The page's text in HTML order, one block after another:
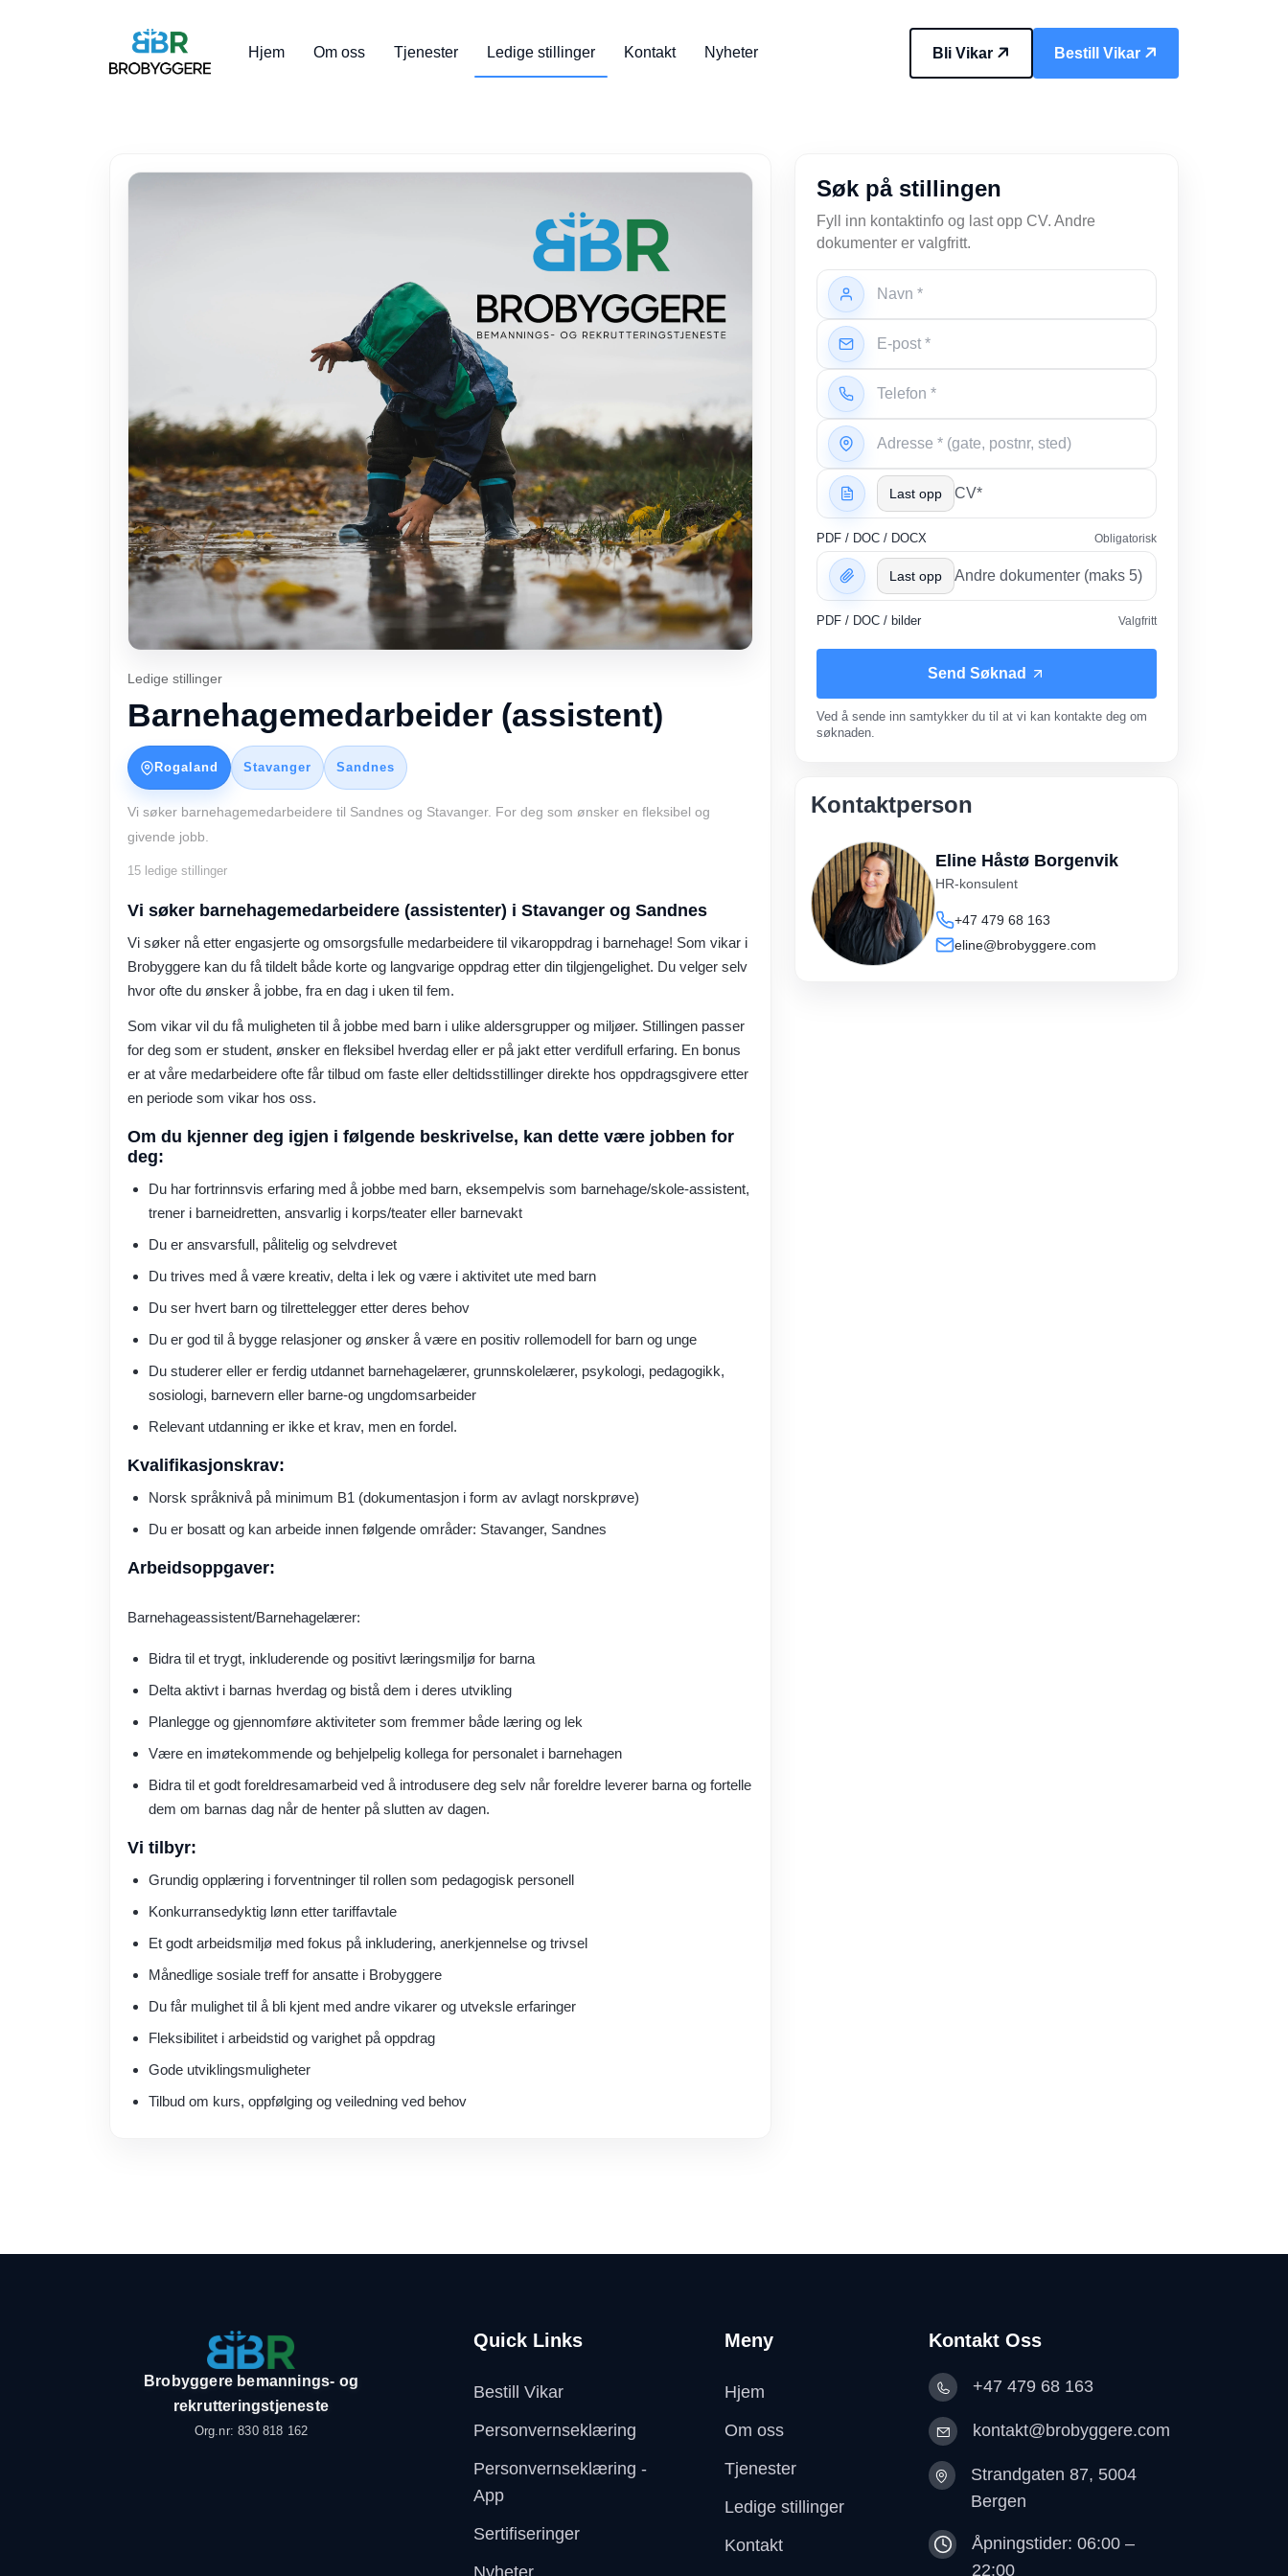
Hjem Om oss Tjenester Ledige stillinger Kontakt Nyheter Bli Vikar Bestill Vikar
Ledige stillinger
Barnehagemedarbeider (assistent)
Rogaland Stavanger Sandnes
Vi søker barnehagemedarbeidere til Sandnes og Stavanger. For deg som ønsker en fleksibel og
givende jobb.
15 ledige stillinger
Vi søker barnehagemedarbeidere (assistenter) i Stavanger og Sandnes
Vi søker nå etter engasjerte og omsorgsfulle medarbeidere til vikaroppdrag i barnehage! Som vikar i
Brobyggere kan du få tildelt både korte og langvarige oppdrag etter din tilgjengelighet. Du velger selv
hvor ofte du ønsker å jobbe, fra en dag i uken til fem.
Som vikar vil du få muligheten til å jobbe med barn i ulike aldersgrupper og miljøer. Stillingen passer
for deg som er student, ønsker en fleksibel hverdag eller er på jakt etter verdifull erfaring. En bonus
er at våre medarbeidere ofte får tilbud om faste eller deltidsstillinger direkte hos oppdragsgivere etter
en periode som vikar hos oss.
Om du kjenner deg igjen i følgende beskrivelse, kan dette være jobben for
deg:
Du har fortrinnsvis erfaring med å jobbe med barn, eksempelvis som barnehage/skole-assistent,
trener i barneidretten, ansvarlig i korps/teater eller barnevakt
Du er ansvarsfull, pålitelig og selvdrevet
Du trives med å være kreativ, delta i lek og være i aktivitet ute med barn
Du ser hvert barn og tilrettelegger etter deres behov
Du er god til å bygge relasjoner og ønsker å være en positiv rollemodell for barn og unge
Du studerer eller er ferdig utdannet barnehagelærer, grunnskolelærer, psykologi, pedagogikk,
sosiologi, barnevern eller barne-og ungdomsarbeider
Relevant utdanning er ikke et krav, men en fordel.
Kvalifikasjonskrav:
Norsk språknivå på minimum B1 (dokumentasjon i form av avlagt norskprøve)
Du er bosatt og kan arbeide innen følgende områder: Stavanger, Sandnes
Arbeidsoppgaver:
Barnehageassistent/Barnehagelærer:
Bidra til et trygt, inkluderende og positivt læringsmiljø for barna
Delta aktivt i barnas hverdag og bistå dem i deres utvikling
Planlegge og gjennomføre aktiviteter som fremmer både læring og lek
Være en imøtekommende og behjelpelig kollega for personalet i barnehagen
Bidra til et godt foreldresamarbeid ved å introdusere deg selv når foreldre leverer barna og fortelle
dem om barnas dag når de henter på slutten av dagen.
Vi tilbyr:
Grundig opplæring i forventninger til rollen som pedagogisk personell
Konkurransedyktig lønn etter tariffavtale
Et godt arbeidsmiljø med fokus på inkludering, anerkjennelse og trivsel
Månedlige sosiale treff for ansatte i Brobyggere
Du får mulighet til å bli kjent med andre vikarer og utveksle erfaringer
Fleksibilitet i arbeidstid og varighet på oppdrag
Gode utviklingsmuligheter
Tilbud om kurs, oppfølging og veiledning ved behov
Søk på stillingen
Fyll inn kontaktinfo og last opp CV. Andre
dokumenter er valgfritt.
Last opp CV*
PDF / DOC / DOCX Obligatorisk
Last opp Andre dokumenter (maks 5)
PDF / DOC / bilder Valgfritt
Send Søknad
Ved å sende inn samtykker du til at vi kan kontakte deg om
søknaden.
Kontaktperson
Eline Håstø Borgenvik
HR-konsulent
+47 479 68 163
eline@brobyggere.com
Brobyggere bemannings- og
rekrutteringstjeneste
Org.nr: 830 818 162
Quick Links
Bestill Vikar
Personvernseklæring
Personvernseklæring -
App
Sertifiseringer
Nyheter
Meny
Hjem
Om oss
Tjenester
Ledige stillinger
Kontakt
Kontakt Oss
+47 479 68 163
kontakt@brobyggere.com
Strandgaten 87, 5004
Bergen
Åpningstider: 06:00 –
22:00